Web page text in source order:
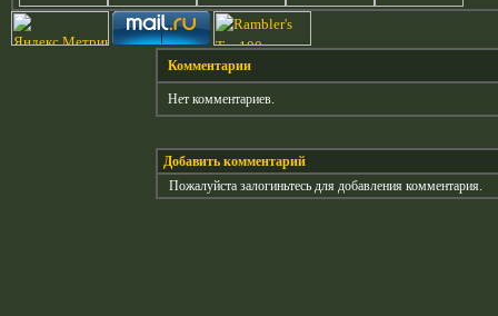
Комментарии
Нет комментариев.
Добавить комментарий
Пожалуйста залогиньтесь для добавления комментария.